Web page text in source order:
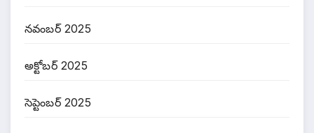
నవంబర్ 2025
అక్టోబర్ 2025
సెప్టెంబర్ 2025